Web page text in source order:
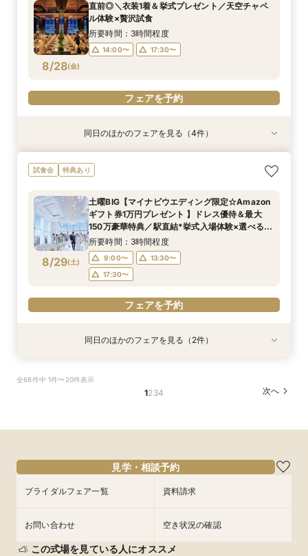
8/27(木)
所要時間：3時間程度
8/27(木)
17:30〜
8/27(木)
14:00〜 17:30〜
8/28(金)
直前◎＼衣装1着＆挙式プレゼント／天空チャペ
ル体験×贅沢試食
所要時間：3時間程度
14:00〜 17:30〜
フェアを予約
特典あり
8/28(金)
当日◎【2名～OK！少人数婚】大阪駅直結*絶景
チャペル×相談会
14:00〜 17:30〜
フェアを予約
特典あり
8/28(金)
【平日人気◆最大140万優待】絶景チャペル×全
館開放×絶品試食
14:00〜 17:30〜
フェアを予約
特典あり
8/28(金)
当日予約OK！絶景*天空チャペル&上質空間体験
*模擬挙式×安心相談会×人気ドレス特典×豪華試
所要時間：3時間程度
10:00〜
フェアを予約
特典あり
8/28(金)
【平日夜限定】地上150m絶景ナイトウェディン
グ×クイック相談会
17:30〜
フェアを予約
同日のほかのフェアを見る（4件）
試食会 特典あり
8/29(土)
土曜BIG【マイナビウエディング限定☆Amazon
ギフト券1万円プレゼント 】ドレス優待＆最大
150万豪華特典／駅直結*挙式入場体験×選べる2
つの会場見学
所要時間：3時間程度
9:00〜
13:30〜
17:30〜
フェアを予約
特典あり
8/29
う憧れ花嫁体験
フェアを予約
特典あり
8/29
景×美食で叶える上質プライベートウエディング
フェアを予約
同日のほかのフェアを見る（2件）
全68件中 1件〜20件表示
1234 次へ
見学・相談予約
ブライダルフェア一覧 資料請求
お問い合わせ 空き状況の確認
この式場を見ている人にオススメ